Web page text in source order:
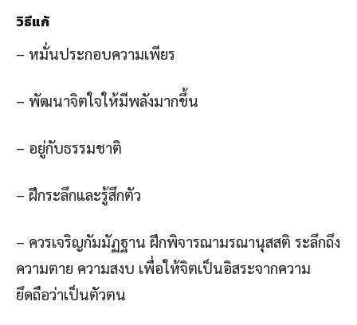
วิธีแก้
– หมั่นประกอบความเพียร
– พัฒนาจิตใจให้มีพลังมากขึ้น
– อยู่กับธรรมชาติ
– ฝึกระลึกและรู้สึกตัว
– ควรเจริญกัมมัฏฐาน ฝึกพิจารณามรณานุสสติ ระลึกถึง
ความตาย ความสงบ เพื่อให้จิตเป็นอิสระจากความ
ยึดถือว่าเป็นตัวตน